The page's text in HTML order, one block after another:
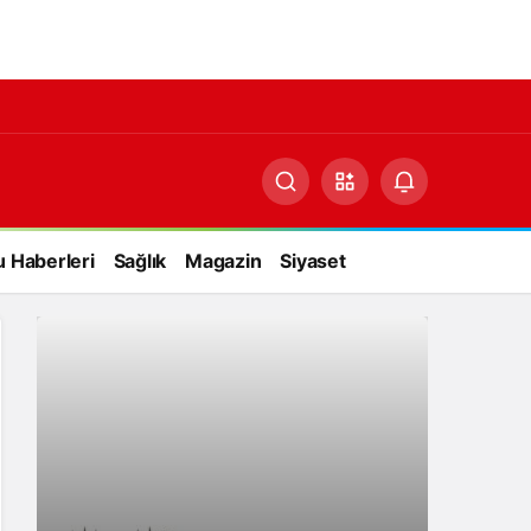
Haberleri Sağlık Magazin Siyaset